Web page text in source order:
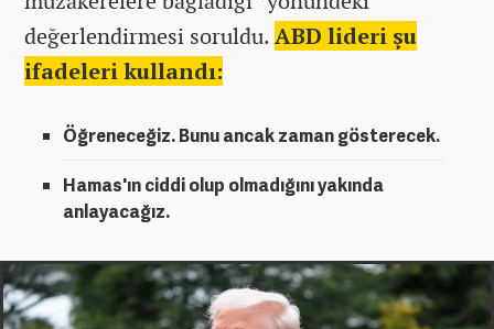
değerlendirmesi soruldu.ABD lideri şu
ifadeleri kullandı:
Öğreneceğiz. Bunu ancak zaman gösterecek.
Hamas'ın ciddi olup olmadığını yakında
anlayacağız.